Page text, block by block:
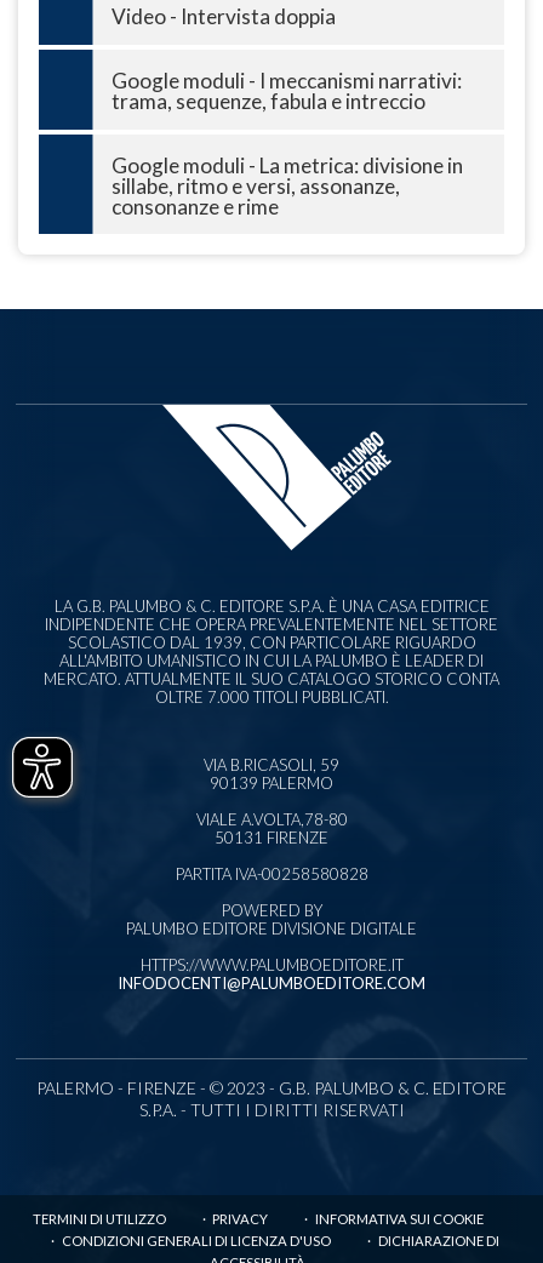
Video - Intervista doppia
Google moduli - I meccanismi narrativi:
trama, sequenze, fabula e intreccio
Google moduli - La metrica: divisione in
sillabe, ritmo e versi, assonanze,
consonanze e rime
LA G.B. PALUMBO & C. EDITORE S.P.A. È UNA CASA EDITRICE
INDIPENDENTE CHE OPERA PREVALENTEMENTE NEL SETTORE
SCOLASTICO DAL 1939, CON PARTICOLARE RIGUARDO
ALL'AMBITO UMANISTICO IN CUI LA PALUMBO È LEADER DI
MERCATO. ATTUALMENTE IL SUO CATALOGO STORICO CONTA
OLTRE 7.000 TITOLI PUBBLICATI.
VIA B.RICASOLI, 59
90139 PALERMO
VIALE A.VOLTA,78-80
50131 FIRENZE
PARTITA IVA-00258580828
POWERED BY
PALUMBO EDITORE DIVISIONE DIGITALE
HTTPS://WWW.PALUMBOEDITORE.IT
INFODOCENTI@PALUMBOEDITORE.COM
PALERMO - FIRENZE - © 2023 - G.B. PALUMBO & C. EDITORE
S.P.A. - TUTTI I DIRITTI RISERVATI
TERMINI DI UTILIZZO PRIVACY
INFORMATIVA SUI COOKIE
CONDIZIONI GENERALI DI LICENZA D'USO
DICHIARAZIONE DI